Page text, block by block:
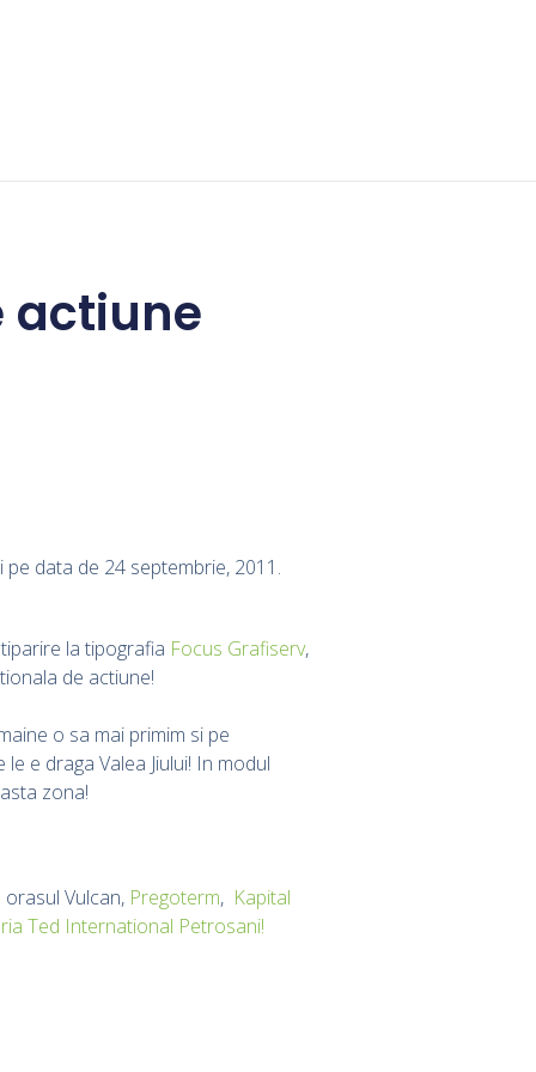
actiune
pe data de 24 septembrie, 2011.
la tipografia Focus Grafiserv,
de actiune!
o sa mai primim si pe
e draga Valea Jiului! In modul
zona!
Vulcan, Pregoterm, Kapital
Ted International Petrosani!